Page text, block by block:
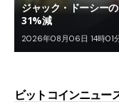
ジャック・ドーシー
31%減
2026年08月06日 14時01
ビットコインニュー